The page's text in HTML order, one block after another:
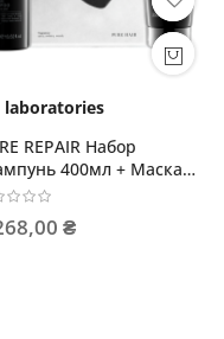
laboratories
REPAIR Набор
400мл + Маска
₴